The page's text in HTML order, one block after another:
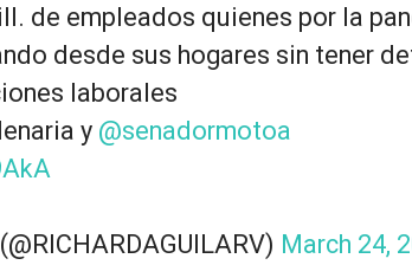
de empleados quienes por la
desde sus hogares sin tener
laborales
y @senadormotoa
March 24,